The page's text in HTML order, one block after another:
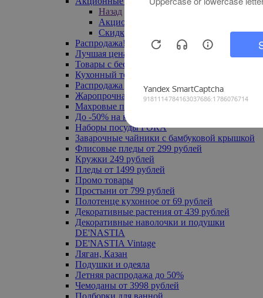
Назад
Акционные товары
Скидка 20% по промокоду
Распродажа! Ульяновск до -70%
Лучшая цена
Товары с бесплатной доставкой
Кухонный текстиль
Распродажа до -50%
Жаропрочная посуда
Махровые полотенца
До -50% на ковры
Наборы посуды FORA
Заварочные чайники с бамбуковой крышкой
Флисовые пледы от 299 рублей
Кружки 249 рублей
Пледы от 1499 рублей
Промо товары
Простыни от 799 рублей
Полотенце кухонное от 69 рублей
Декоративные растения от 439 рублей
Декоративные наволочки и подушки
DE'NASTIA
DE'NASTIA Vintage
Ляган, Казан
Подушки и одеяла
Летняя распродажа до 50%
Чемоданы от 3998 рублей
Подборки для ванной